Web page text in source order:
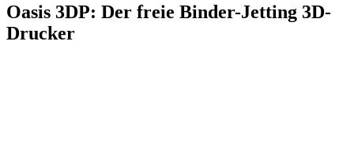
Oasis 3DP: Der freie Binder-Jetting 3D-
Drucker